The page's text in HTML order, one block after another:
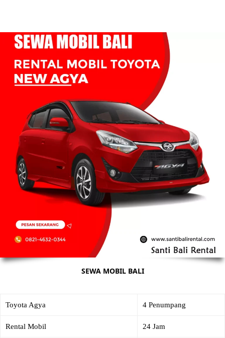
SEWA MOBIL BALI
Toyota Agya 4 Penumpang
Rental Mobil 24 Jam